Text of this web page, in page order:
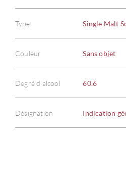
Type Single Malt
Couleur Sans objet
Degré d'alcool 60.6
Désignation Indication